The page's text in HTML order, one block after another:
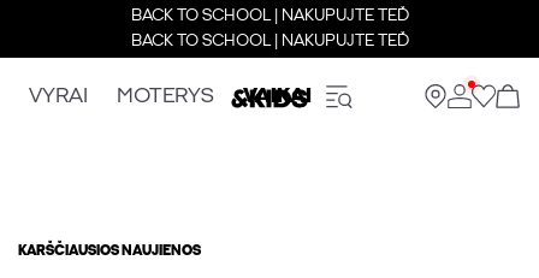
BACK TO SCHOOL | NAKUPUJTE TEĎ
BACK TO SCHOOL | NAKUPUJTE TEĎ
VYRAI MOTERYS VAIKAI
KARŠČIAUSIOS NAUJIENOS